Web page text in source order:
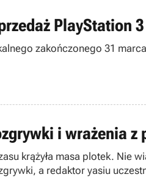
PlayStation 3
zakończonego 31
i wrażenia z
krążyła masa plotek. Nie
a redaktor yasiu